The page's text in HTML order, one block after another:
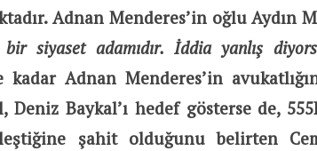
Adnan Menderes’in oğlu Aydın
siyaset adamıdır. İddia yanlış
Adnan Menderes’in
Baykal’ı hedef gösterse de,
şahit olduğunu belirten